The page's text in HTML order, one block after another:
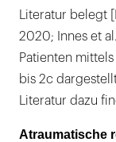
Literatur belegt
2020; Innes et
Patienten
bis 2c
Literatur dazu
Atraumatische